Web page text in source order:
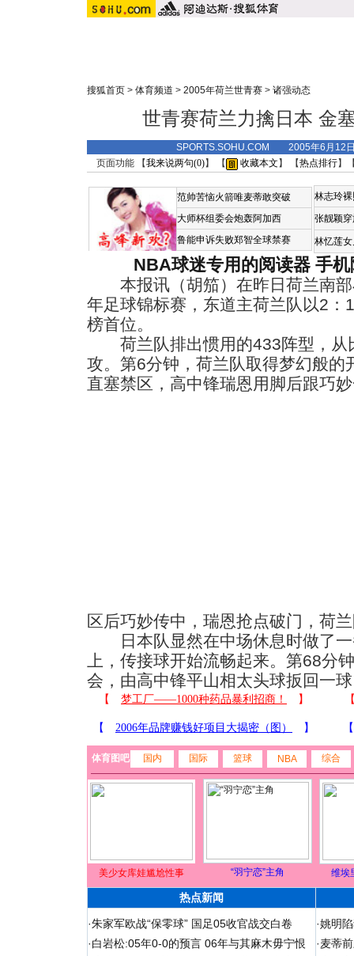
搜狐首页 > 体育频道 > 2005年荷兰世青赛 > 诸强动态
世青赛荷兰力擒日本 金
SPORTS.SOHU.COM 2005年6月12
页面功能 【我来说两句(0)】 【 收藏本文 】 【热点排行】
范帅苦恼火箭唯麦蒂敢突破
大师杯组委会炮轰阿加西
鲁能申诉失败郑智全球禁赛
林志玲
张靓颖
林忆莲
NBA球迷专用的阅读器 手
本报讯（胡笳）在昨日荷兰南部
年足球锦标赛，东道主荷兰队以2：
榜首位。
荷兰队排出惯用的433阵型，从
攻。第6分钟，荷兰队取得梦幻般的
直塞禁区，高中锋瑞恩用脚后跟巧
区后巧妙传中，瑞恩抢点破门，荷
日本队显然在中场休息时做了一
上，传接球开始流畅起来。第68分
会，由高中锋平山相太头球扳回一
体育图吧 国内 国际 篮球 NBA 综合
美少女库娃尴尬性事 “羽宁恋”主角 维埃
热点新闻
·朱家军欧战“保零球” 国足05收官战交白卷
·白岩松:05年0-0的预言 06年与其麻木毋宁恨
·姚明
·麦蒂